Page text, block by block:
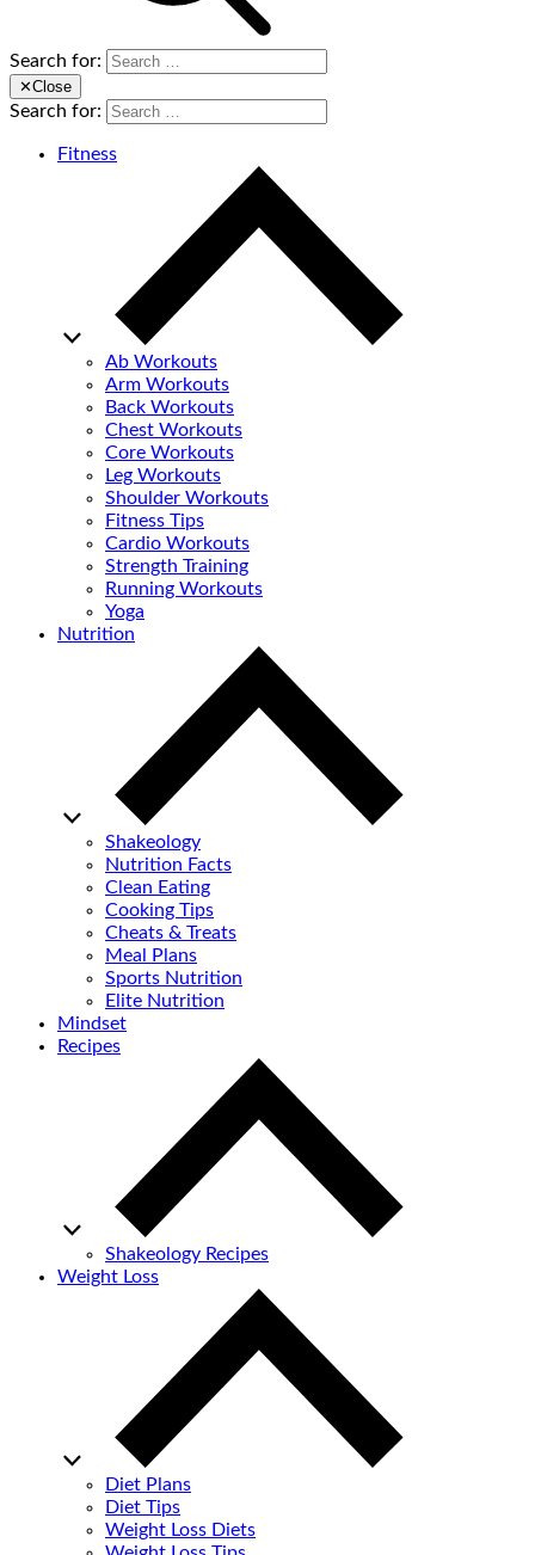
Search for:
✕Close
Search for:
Fitness
Ab Workouts
Arm Workouts
Back Workouts
Chest Workouts
Core Workouts
Leg Workouts
Shoulder Workouts
Fitness Tips
Cardio Workouts
Strength Training
Running Workouts
Yoga
Nutrition
Shakeology
Nutrition Facts
Clean Eating
Cooking Tips
Cheats & Treats
Meal Plans
Sports Nutrition
Elite Nutrition
Mindset
Recipes
Shakeology Recipes
Weight Loss
Diet Plans
Diet Tips
Weight Loss Diets